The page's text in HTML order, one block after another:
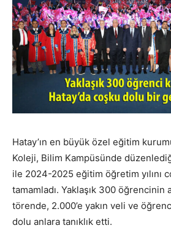
Hatay’ın en büyük özel eğitim
Koleji, Bilim Kampüsünde
ile 2024-2025 eğitim öğretim yılını
tamamladı. Yaklaşık 300 öğrencinin
törende, 2.000’e yakın veli ve
dolu anlara tanıklık etti.